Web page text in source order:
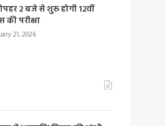
2 बजे से शुरू होगी 12वीं
की परीक्षा
21, 2026